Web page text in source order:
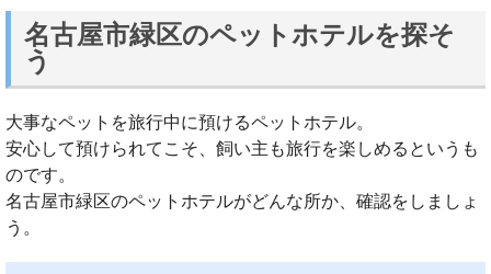
名古屋市緑区のペットホテルを探そ
う
大事なペットを旅行中に預けるペットホテル。
安心して預けられてこそ、飼い主も旅行を楽しめるというも
のです。
名古屋市緑区のペットホテルがどんな所か、確認をしましょ
う。